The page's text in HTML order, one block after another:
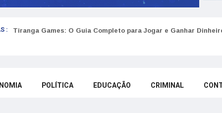
: Tiranga Games: O Guia Completo para Jogar e Ganhar
POLÍTICA EDUCAÇÃO CRIMINAL